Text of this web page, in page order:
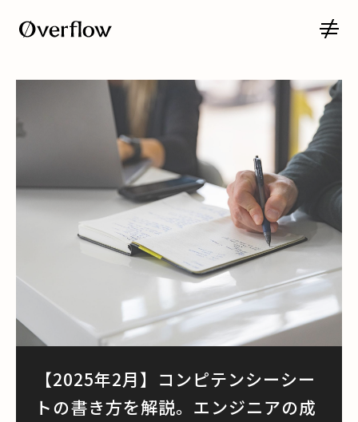
【2025年2月】コンピテンシーシー
トの書き方を解説。エンジニアの成